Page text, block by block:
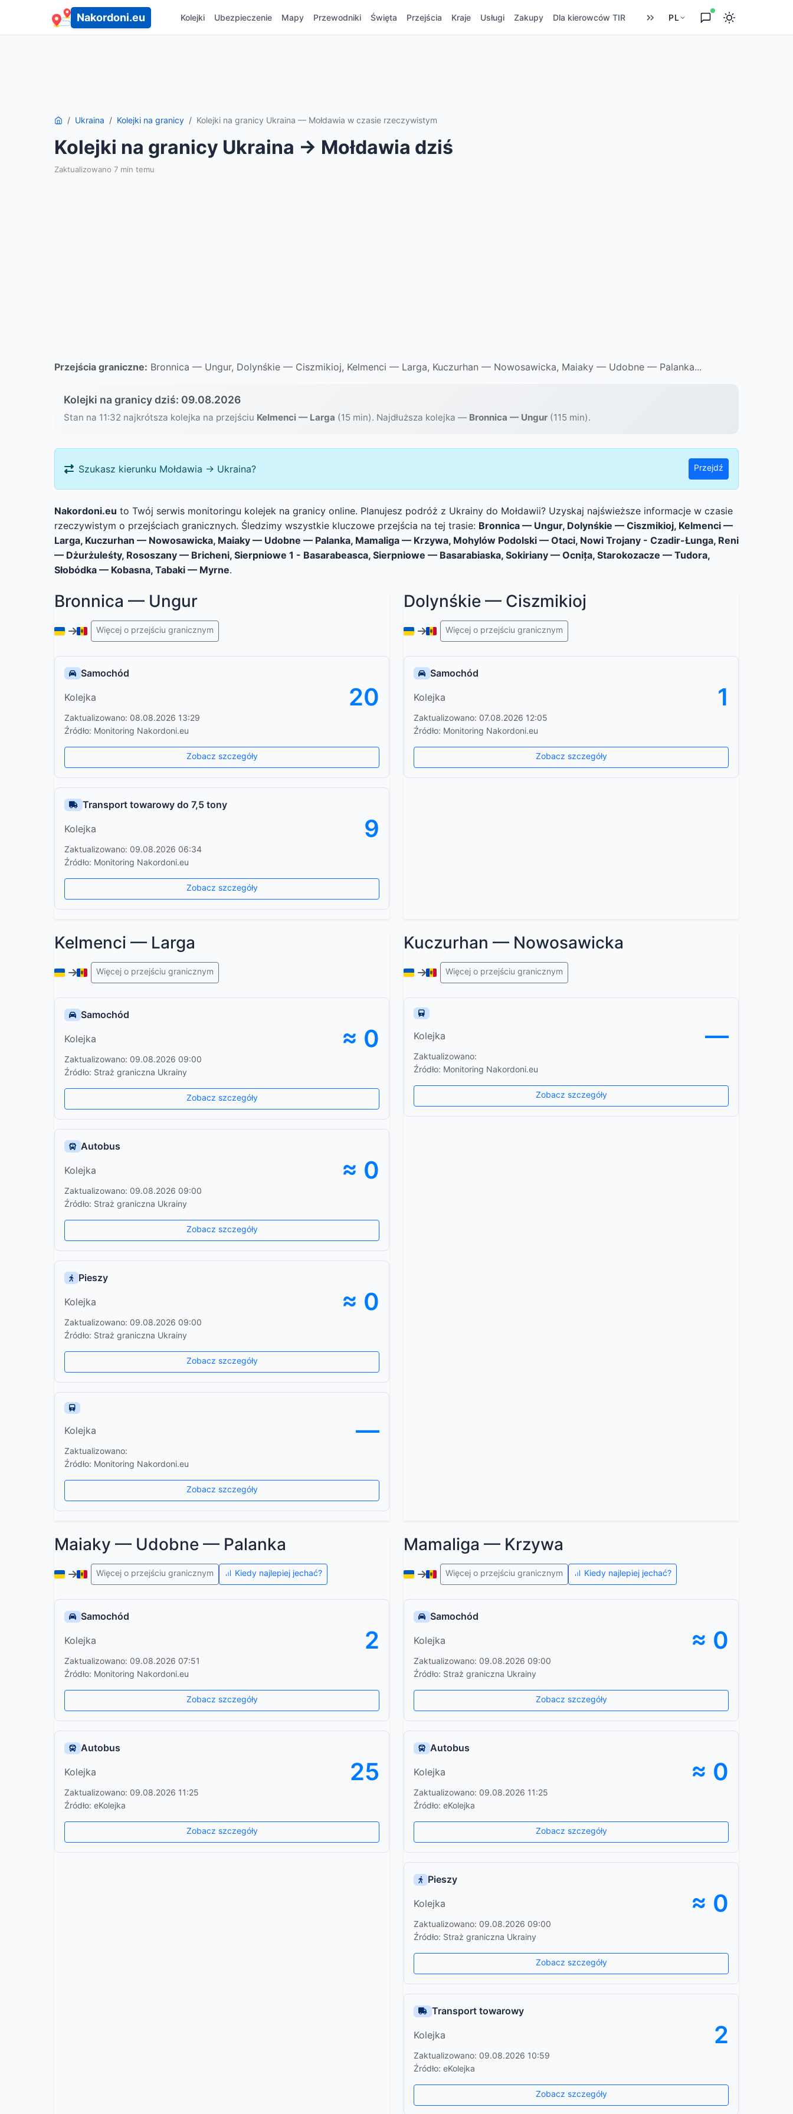
Nakordoni.eu Kolejki Ubezpieczenie Mapy Przewodniki Święta Przejścia Kraje Usługi Zakupy Dla kierowców TIR PL
Ukraina Kolejki na granicy Kolejki na granicy Ukraina — Mołdawia w czasie rzeczywistym
Kolejki na granicy Ukraina → Mołdawia dziś
Zaktualizowano 7 min temu
Przejścia graniczne: Bronnica — Ungur, Dolynśkie — Ciszmikioj, Kelmenci — Larga, Kuczurhan — Nowosawicka, Maiaky — Udobne — Palanka...
Kolejki na granicy dziś: 09.08.2026
Stan na 11:32 najkrótsza kolejka na przejściu Kelmenci — Larga (15 min). Najdłuższa kolejka — Bronnica — Ungur (115 min).
Szukasz kierunku Mołdawia → Ukraina? Przejdź
Nakordoni.eu to Twój serwis monitoringu kolejek na granicy online. Planujesz podróż z Ukrainy do Mołdawii? Uzyskaj najświeższe informacje w czasie
rzeczywistym o przejściach granicznych. Śledzimy wszystkie kluczowe przejścia na tej trasie: Bronnica — Ungur, Dolynśkie — Ciszmikioj, Kelmenci —
Larga, Kuczurhan — Nowosawicka, Maiaky — Udobne — Palanka, Mamaliga — Krzywa, Mohylów Podolski — Otaci, Nowi Trojany - Czadir-Łunga, Reni
— Dżurżuleśty, Rososzany — Bricheni, Sierpniowe 1 - Basarabeasca, Sierpniowe — Basarabiaska, Sokiriany — Ocnița, Starokozacze — Tudora,
Słobódka — Kobasna, Tabaki — Myrne.
Bronnica — Ungur
Więcej o przejściu granicznym
Samochód
Kolejka 20
Zaktualizowano: 08.08.2026 13:29
Źródło: Monitoring Nakordoni.eu
Zobacz szczegóły
Transport towarowy do 7,5 tony
Kolejka 9
Zaktualizowano: 09.08.2026 06:34
Źródło: Monitoring Nakordoni.eu
Zobacz szczegóły
Dolynśkie — Ciszmikioj
Więcej o przejściu granicznym
Samochód
Kolejka 1
Zaktualizowano: 07.08.2026 12:05
Źródło: Monitoring Nakordoni.eu
Zobacz szczegóły
Kelmenci — Larga
Więcej o przejściu granicznym
Samochód
Kolejka ≈ 0
Zaktualizowano: 09.08.2026 09:00
Źródło: Straż graniczna Ukrainy
Zobacz szczegóły
Autobus
Kolejka ≈ 0
Zaktualizowano: 09.08.2026 09:00
Źródło: Straż graniczna Ukrainy
Zobacz szczegóły
Pieszy
Kolejka ≈ 0
Zaktualizowano: 09.08.2026 09:00
Źródło: Straż graniczna Ukrainy
Zobacz szczegóły
Kolejka —
Zaktualizowano:
Źródło: Monitoring Nakordoni.eu
Zobacz szczegóły
Kuczurhan — Nowosawicka
Więcej o przejściu granicznym
Kolejka —
Zaktualizowano:
Źródło: Monitoring Nakordoni.eu
Zobacz szczegóły
Maiaky — Udobne — Palanka
Więcej o przejściu granicznym Kiedy najlepiej jechać?
Samochód
Kolejka 2
Zaktualizowano: 09.08.2026 07:51
Źródło: Monitoring Nakordoni.eu
Zobacz szczegóły
Autobus
Kolejka 25
Zaktualizowano: 09.08.2026 11:25
Źródło: eKolejka
Zobacz szczegóły
Mamaliga — Krzywa
Więcej o przejściu granicznym Kiedy najlepiej jechać?
Samochód
Kolejka ≈ 0
Zaktualizowano: 09.08.2026 09:00
Źródło: Straż graniczna Ukrainy
Zobacz szczegóły
Autobus
Kolejka ≈ 0
Zaktualizowano: 09.08.2026 11:25
Źródło: eKolejka
Zobacz szczegóły
Pieszy
Kolejka ≈ 0
Zaktualizowano: 09.08.2026 09:00
Źródło: Straż graniczna Ukrainy
Zobacz szczegóły
Transport towarowy
Kolejka 2
Zaktualizowano: 09.08.2026 10:59
Źródło: eKolejka
Zobacz szczegóły